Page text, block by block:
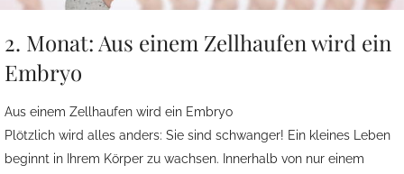
2. Monat: Aus einem Zellhaufen wird ein
Embryo
Aus einem Zellhaufen wird ein Embryo
Plötzlich wird alles anders: Sie sind schwanger! Ein kleines Leben
beginnt in Ihrem Körper zu wachsen. Innerhalb von nur einem